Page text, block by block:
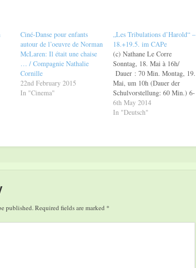
Ciné-Danse pour enfants
autour de l’oeuvre de Norman
McLaren: Il était une chaise
… / Compagnie Nathalie
Cornille
22nd February 2015
In "Cinema"
„Les Tribulations d’Harold“ –
18.+19.5. im CAPe
(c) Nathane Le Corre
Sonntag, 18. Mai à 16h/
Dauer : 70 Min. Montag, 19.
Mai, um 10h (Dauer der
Schulvorstellung: 60 Min.) 6-
99 Jahre / ohne Sprache Live
Cinema Les Tribulations
Productions Mit folgenden
6th May 2014
In "Deutsch"
published.Required fields are marked *